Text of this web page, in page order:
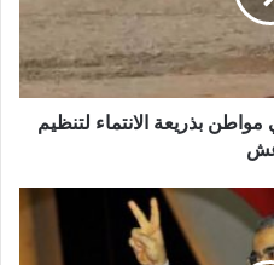
بذريعة الانتماء لتنظيم